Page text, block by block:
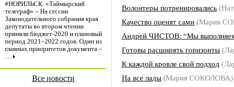
#НОРИЛЬСК. «Таймырский
телеграф» – На сессии
Законодательного собрания края
депутаты во втором чтении
приняли бюджет-2020 и плановый
период 2021–2022 годов. Один из
главных приоритетов документа –
…
Все новости
Волонтеры потренировались
Качество оценят сами (Мария
Андрей ЧИСТОВ: “Мы выполняем
Готовы расширять горизонты
К каждой кровле свой подход
На все лады (Мария СОКОЛОВА)